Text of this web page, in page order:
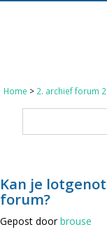
Home > 2. archief forum 2
Kan je
forum?
Gepost doorbrouse